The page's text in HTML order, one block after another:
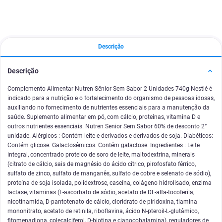
Descrição
Descrição
Complemento Alimentar Nutren Sênior Sem Sabor 2 Unidades 740g Nestlé é
indicado para a nutrição e o fortalecimento do organismo de pessoas idosas,
auxiliando no fornecimento de nutrientes essenciais para a manutenção da
saúde. Suplemento alimentar em pó, com cálcio, proteínas, vitamina D e
outros nutrientes essenciais. Nutren Senior Sem Sabor 60% de desconto 2°
unidade. Alérgicos : Contém leite e derivados e derivados de soja. Diabéticos:
Contém glicose. Galactosêmicos. Contém galactose. Ingredientes : Leite
integral, concentrado proteico de soro de leite, maltodextrina, minerais
(citrato de cálcio, sais de magnésio do ácido cítrico, pirofosfato férrico,
sulfato de zinco, sulfato de manganês, sulfato de cobre e selenato de sódio),
proteína de soja isolada, polidextrose, caseína, colágeno hidrolisado, enzima
lactase, vitaminas (L-ascorbato de sódio, acetato de DL-alfa-tocoferila,
nicotinamida, D-pantotenato de cálcio, cloridrato de piridoxina, tiamina
mononitrato, acetato de retinila, riboflavina, ácido N-pteroil-L-glutâmico,
fitomenadiona, colecalciferol, D-biotina e cianocobalamina), reguladores de